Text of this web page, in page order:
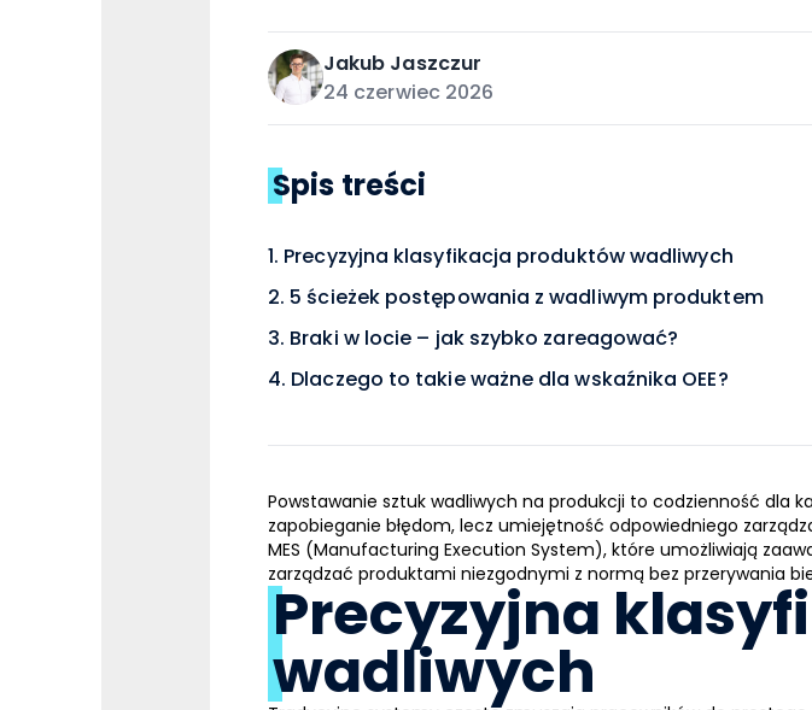
Jakub Jaszczur
24 czerwiec 2026
Spis treści
Precyzyjna klasyfikacja produktów wadliwych
5 ścieżek postępowania z wadliwym produktem
Braki w locie – jak szybko zareagować?
Dlaczego to takie ważne dla wskaźnika OEE?
Powstawanie sztuk wadliwych na produkcji to codzienność dla
zapobieganie błędom, lecz umiejętność odpowiedniego
MES (Manufacturing Execution System), które umożliwiają
zarządzać produktami niezgodnymi z normą bez przerywania
Precyzyjna
wadliwych